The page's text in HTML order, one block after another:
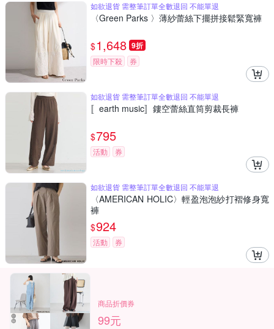
如欲退貨 需整筆訂單全數退回 不能單退
〈Green Parks 〉薄紗蕾絲下擺拼接鬆緊寬褲
$1,648 9折
限時下殺 券
如欲退貨 需整筆訂單全數退回 不能單退
〚earth music〛鏤空蕾絲直筒剪裁長褲
$795
活動 券
如欲退貨 需整筆訂單全數退回 不能單退
〈AMERICAN HOLIC〉輕盈泡泡紗打褶修身寬
褲
$924
活動 券
商品折價券
99元